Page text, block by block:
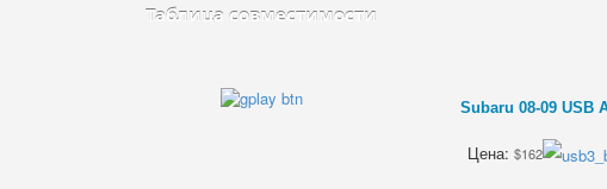
Таблица совместимости
Subaru 08-09 USB
Цена: $162